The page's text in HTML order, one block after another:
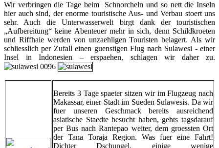
Wir verbringen die Tage beim Schnorcheln und so nett die Inseln
hier auch sind, der enorme touristische Aus- und Verbau stoert uns
sehr. Auch die Unterwasserwelt birgt dank der touristischen
„Aufbereitung“ keine Abenteuer mehr in sich, denn Schildkroeten
und Riffhaie werden von unzaehligen Touristen belagert. Als wir
schliesslich per Zufall einen guenstigen Flug nach Sulawesi - einer
Insel in Indonesien – erspaehen, schlagen wir daher zu.
Bereits 3 Tage spaeter sitzen wir im Flugzeug nach
Makassar, einer Stadt im Sueden Sulawesis. Da wir
fuer unseren Geschmack bereits ausreichend
asiatische Staedte besucht haben, gehts tagsdarauf
per Bus nach Rantepao weiter, dem groessten Ort
der Tana Toraja Region. Was fuer eine Fahrt!
Dichter Dschungel, einige wenige